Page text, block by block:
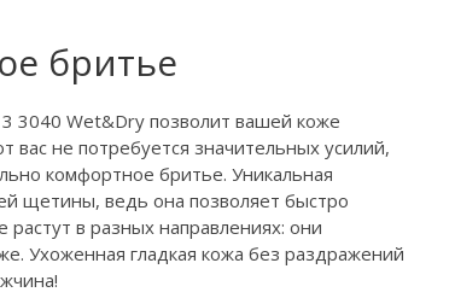
бритье
3 3040 Wet&Dry позволит вашей коже
не потребуется значительных усилий,
комфортное бритье. Уникальная
щетины, ведь она позволяет быстро
в разных направлениях: они
Ухоженная гладкая кожа без раздражений